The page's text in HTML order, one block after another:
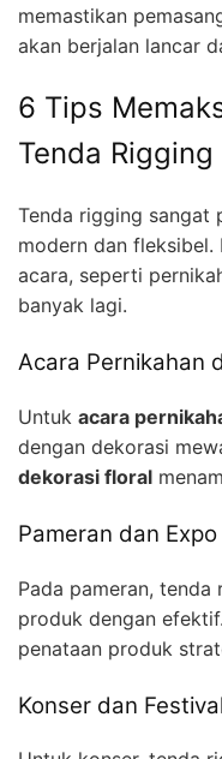
memastikan
akan berjalan lancar
6 Tips
Tenda
Tenda rigging sangat
modern dan fleksibel.
acara, seperti
banyak lagi.
Acara Pernikahan
Untuk acara
dengan dekorasi
dekorasi floral
Pameran dan Expo
Pada pameran,
produk dengan efektif.
penataan produk
Konser dan Festival